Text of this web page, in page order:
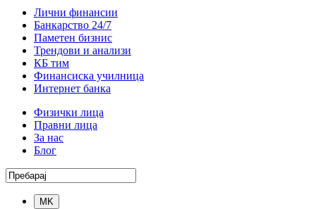
Лични финансии
Банкарство 24/7
Паметен бизнис
Трендови и анализи
КБ тим
Финансиска училница
Интернет банка
Физички лица
Правни лица
За нас
Блог
Пребарај